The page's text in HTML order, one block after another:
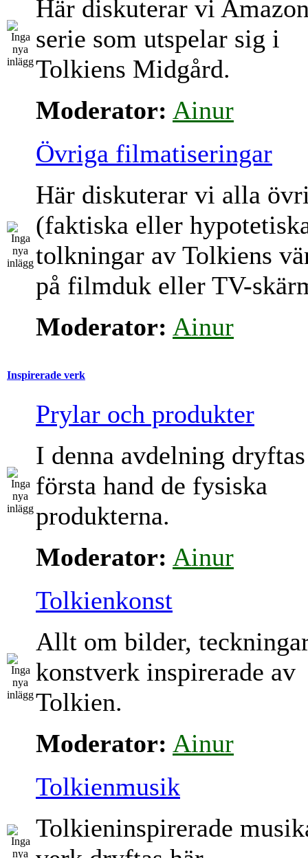
Här diskuterar vi
serie som utspelar sig i
Tolkiens Midgård.
Moderator: Ainur
Övriga filmatiseringar
Här diskuterar vi alla
(faktiska eller
tolkningar av Tolkiens
på filmduk eller TV-
Moderator: Ainur
Inspirerade verk
Prylar och produkter
I denna avdelning
första hand de fysiska
produkterna.
Moderator: Ainur
Tolkienkonst
Allt om bilder,
konstverk inspirerade av
Tolkien.
Moderator: Ainur
Tolkienmusik
Tolkieninspirerade